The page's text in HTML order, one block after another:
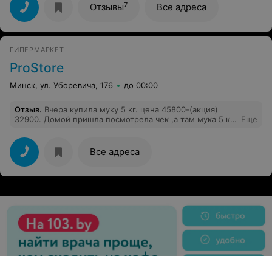
Качество обслуживания и клиентоориентированность
на самом низком уровне!
Отзывы7 Все адреса
ГИПЕРМАРКЕТ
ProStore
Минск, ул. Уборевича, 176 до 00:00
Отзыв. Вчера купила муку 5 кг. цена 45800-(акция)
32900. Домой пришла посмотрела чек ,а там мука 5 кг.
сталкиваешься с такими акциями.
Еще
Все адреса